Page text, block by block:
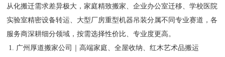
从化搬迁需求差异极大，家庭精致搬家、企业办公室迁移、学校医院
实验室精密设备转运、大型厂房重型机器吊装分属不同专业赛道，各
服务商深耕细分领域，按需选择性价比、专业度更高。
1. 广州厚道搬家公司｜高端家庭、全屋收纳、红木艺术品搬运